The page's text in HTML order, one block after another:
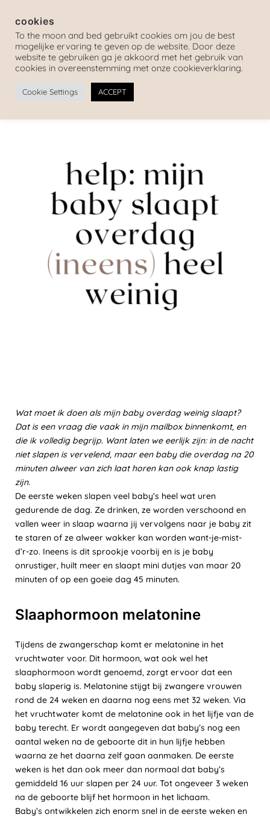
Wat moet ik doen als mijn baby overdag weinig slaapt?
Dat is een vraag die vaak in mijn mailbox binnenkomt, en
die ik volledig begrijp. Want laten we eerlijk zijn: in de nacht
niet slapen is vervelend, maar een baby die overdag na 20
minuten alweer van zich laat horen kan ook knap lastig
zijn.
De eerste weken slapen veel baby’s heel wat uren
gedurende de dag. Ze drinken, ze worden verschoond en
vallen weer in slaap waarna jij vervolgens naar je baby zit
te staren of ze alweer wakker kan worden want-je-mist-
d’r-zo. Ineens is dit sprookje voorbij en is je baby
onrustiger, huilt meer en slaapt mini dutjes van maar 20
minuten of op een goeie dag 45 minuten.
Slaaphormoon melatonine
Tijdens de zwangerschap komt er melatonine in het
vruchtwater voor. Dit hormoon, wat ook wel het
slaaphormoon wordt genoemd, zorgt ervoor dat een
baby slaperig is. Melatonine stijgt bij zwangere vrouwen
rond de 24 weken en daarna nog eens met 32 weken. Via
het vruchtwater komt de melatonine ook in het lijfje van de
baby terecht. Er wordt aangegeven dat baby’s nog een
aantal weken na de geboorte dit in hun lijfje hebben
waarna ze het daarna zelf gaan aanmaken. De eerste
weken is het dan ook meer dan normaal dat baby’s
gemiddeld 16 uur slapen per 24 uur. Tot ongeveer 3 weken
na de geboorte blijf het hormoon in het lichaam.
Baby’s ontwikkelen zich enorm snel in de eerste weken en
cookies
To the moon and bed gebruikt cookies om jou de best
mogelijke ervaring te geven op de website. Door deze
website te gebruiken ga je akkoord met het gebruik van
cookies in overeenstemming met onze cookieverklaring.
Cookie Settings ACCEPT